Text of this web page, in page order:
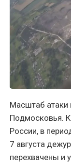
Масштаб
Подмосковья.
России, в
7 августа
перехвачены и